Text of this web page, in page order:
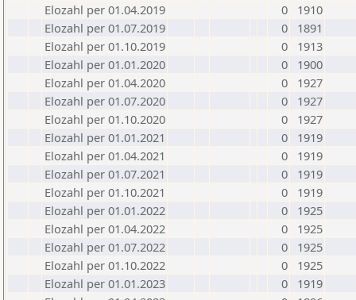
Elozahl per 01.04.2019
0
1910
Elozahl per 01.07.2019
0
1891
Elozahl per 01.10.2019
0
1913
Elozahl per 01.01.2020
0
1900
Elozahl per 01.04.2020
0
1927
Elozahl per 01.07.2020
0
1927
Elozahl per 01.10.2020
0
1927
Elozahl per 01.01.2021
0
1919
Elozahl per 01.04.2021
0
1919
Elozahl per 01.07.2021
0
1919
Elozahl per 01.10.2021
0
1919
Elozahl per 01.01.2022
0
1925
Elozahl per 01.04.2022
0
1925
Elozahl per 01.07.2022
0
1925
Elozahl per 01.10.2022
0
1925
Elozahl per 01.01.2023
0
1919